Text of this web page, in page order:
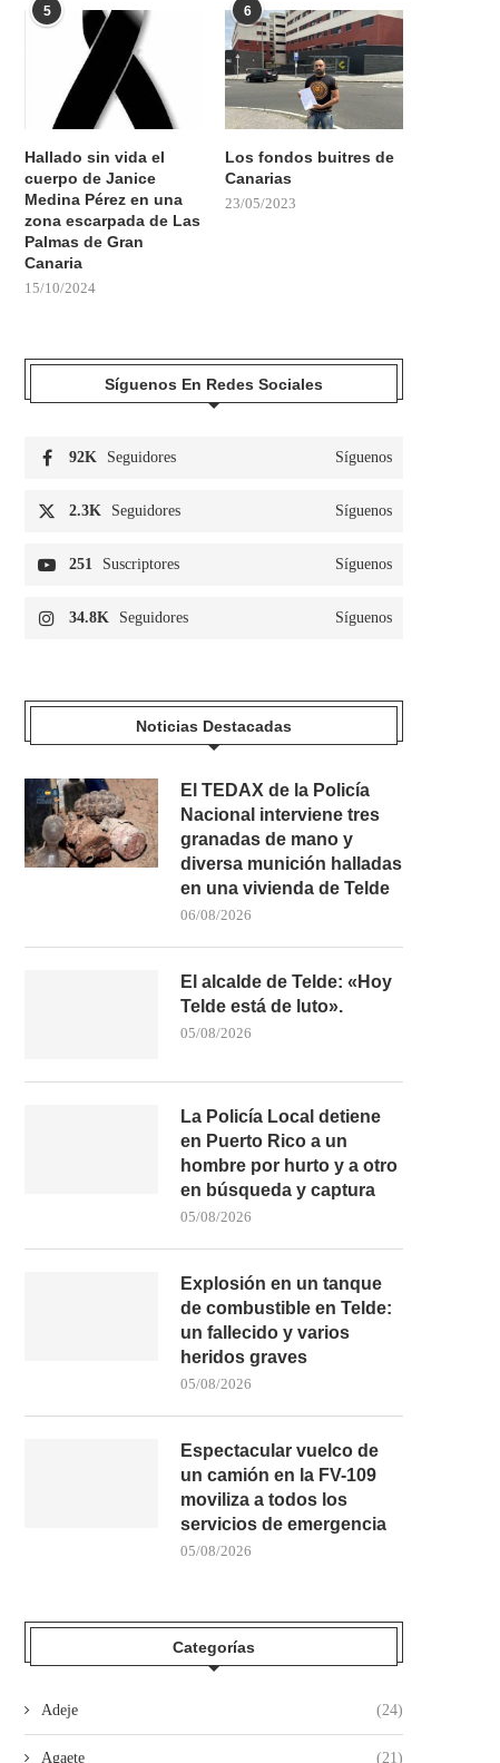
5
Hallado sin vida el
cuerpo de Janice
Medina Pérez en una
zona escarpada de Las
Palmas de Gran
Canaria
15/10/2024
6
Los fondos buitres de
Canarias
23/05/2023
Síguenos En Redes Sociales
92K Seguidores Síguenos
2.3K Seguidores Síguenos
251 Suscriptores Síguenos
34.8K Seguidores Síguenos
Noticias Destacadas
El TEDAX de la Policía
Nacional interviene tres
granadas de mano y
diversa munición halladas
en una vivienda de Telde
06/08/2026
El alcalde de Telde: «Hoy
Telde está de luto».
05/08/2026
La Policía Local detiene
en Puerto Rico a un
hombre por hurto y a otro
en búsqueda y captura
05/08/2026
Explosión en un tanque
de combustible en Telde:
un fallecido y varios
heridos graves
05/08/2026
Espectacular vuelco de
un camión en la FV-109
moviliza a todos los
servicios de emergencia
05/08/2026
Categorías
Adeje (24)
Agaete (21)